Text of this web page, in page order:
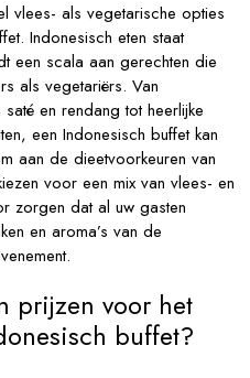
vlees- als vegetarische opties
Indonesisch eten staat
een scala aan gerechten die
als vegetariërs. Van
en rendang tot heerlijke
een Indonesisch buffet kan
aan de dieetvoorkeuren van
voor een mix van vlees- en
zorgen dat al uw gasten
en aroma’s van de
prijzen voor het
buffet?